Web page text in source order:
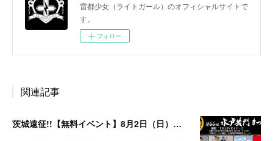
雷都少女（ライトガール）のオフィシャルサイトで
す。
フォロー
関連記事
茨城遠征!!【無料イベント】8月2日（日）水戸黄門まつり